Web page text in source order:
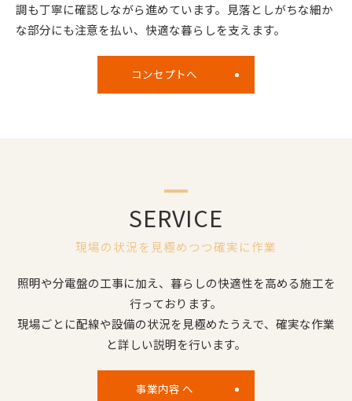
調も丁寧に確認しながら進めています。見落としがちな細か
な部分にも注意を払い、快適な暮らしを支えます。
コンセプトへ
現場の状況を見極めつつ確実に作業
SERVICE
照明や分電盤の工事に加え、暮らしの快適性を高める施工を
行っております。
現場ごとに配線や設備の状況を見極めたうえで、確実な作業
と詳しい説明を行います。
事業内容 へ